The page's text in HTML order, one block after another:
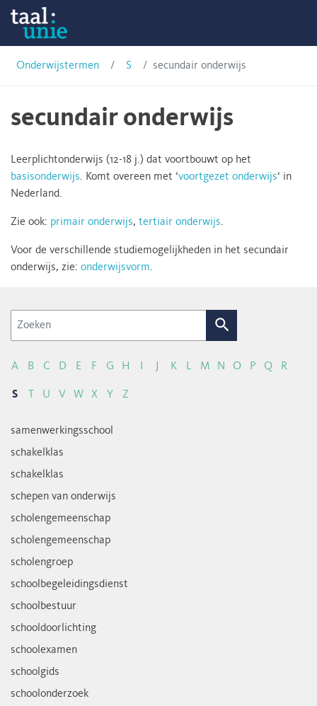
Skip
content
Onderwijstermen
S secundair onderwijs
secundair onderwijs
Leerplichtonderwijs (12-18 j.) dat voortbouwt op het
basisonderwijs. Komt overeen met ‘voortgezet onderwijs‘ in
Nederland.
Zie ook: primair onderwijs, tertiair onderwijs.
Voor de verschillende studiemogelijkheden in het secundair
onderwijs, zie: onderwijsvorm.
Zoek
A B C D E F G H I K L M N O P Q R
S T U V W X Y Z
samenwerkingsschool
schakelklas
schakelklas
schepen van onderwijs
scholengemeenschap
scholengemeenschap
scholengroep
schoolbegeleidingsdienst
schoolbestuur
schooldoorlichting
schoolexamen
schoolgids
schoolonderzoek